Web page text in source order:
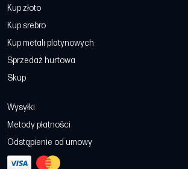
Kup złoto
Kup srebro
Kup metali platynowych
Sprzedaż hurtowa
Skup
Wysyłki
Metody płatności
Odstąpienie od umowy